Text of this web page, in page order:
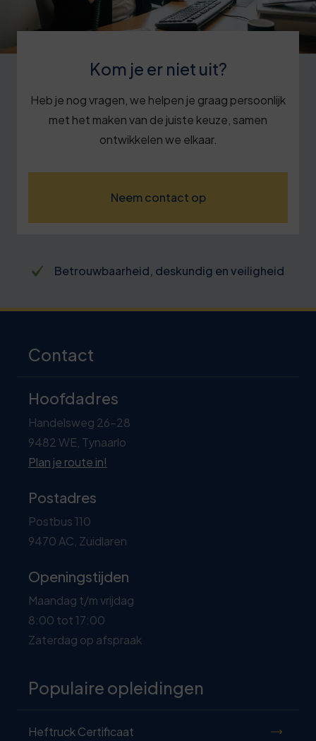
Kom je er niet uit?
Heb je nog vragen, we helpen je graag persoonlijk
met het maken van de juiste keuze, samen
ontwikkelen we elkaar.
Neem contact op
Betrouwbaarheid, deskundig en veiligheid
Contact
Hoofdadres
Handelsweg 26-28
9482 WE, Tynaarlo
Plan je route in!
Postadres
Postbus 110
9470 AC, Zuidlaren
Openingstijden
Maandag t/m vrijdag
8:00 tot 17:00
Zaterdag op afspraak
Populaire opleidingen
Heftruck Certificaat